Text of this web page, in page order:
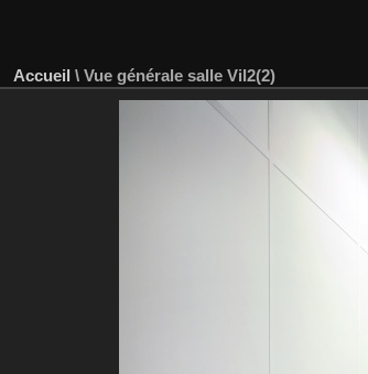
Accueil \ Vue générale salle Vil2(2)